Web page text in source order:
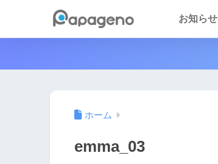
お知らせ
ホーム
emma_03